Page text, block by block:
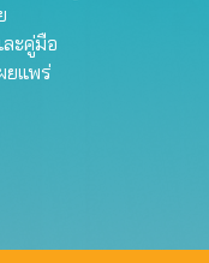
ะคู่มือ
ยแพร่